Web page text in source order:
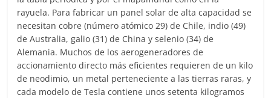
rayuela. Para fabricar un panel solar de alta capacidad se
necesitan cobre (número atómico 29) de Chile, indio (49)
de Australia, galio (31) de China y selenio (34) de
Alemania. Muchos de los aerogeneradores de
accionamiento directo más eficientes requieren de un kilo
de neodimio, un metal perteneciente a las tierras raras, y
cada modelo de Tesla contiene unos setenta kilogramos